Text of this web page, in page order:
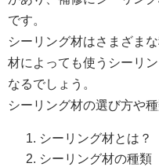
です。
シーリング材はさまざま
材によっても使うシーリ
なるでしょう。
シーリング材の選び方や
シーリング材とは？
シーリング材の種類